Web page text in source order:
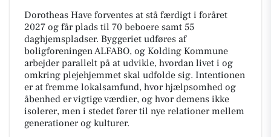
Dorotheas Have forventes at stå færdigt i foråret
2027 og får plads til 70 beboere samt 55
daghjemspladser. Byggeriet udføres af
boligforeningen ALFABO, og Kolding Kommune
arbejder parallelt på at udvikle, hvordan livet i og
omkring plejehjemmet skal udfolde sig. Intentionen
er at fremme lokalsamfund, hvor hjælpsomhed og
åbenhed er vigtige værdier, og hvor demens ikke
isolerer, men i stedet fører til nye relationer mellem
generationer og kulturer.